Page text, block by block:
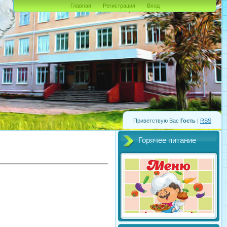
Приветствую Вас Гость | RSS
Главная Регистрация Вход
Горячее питание